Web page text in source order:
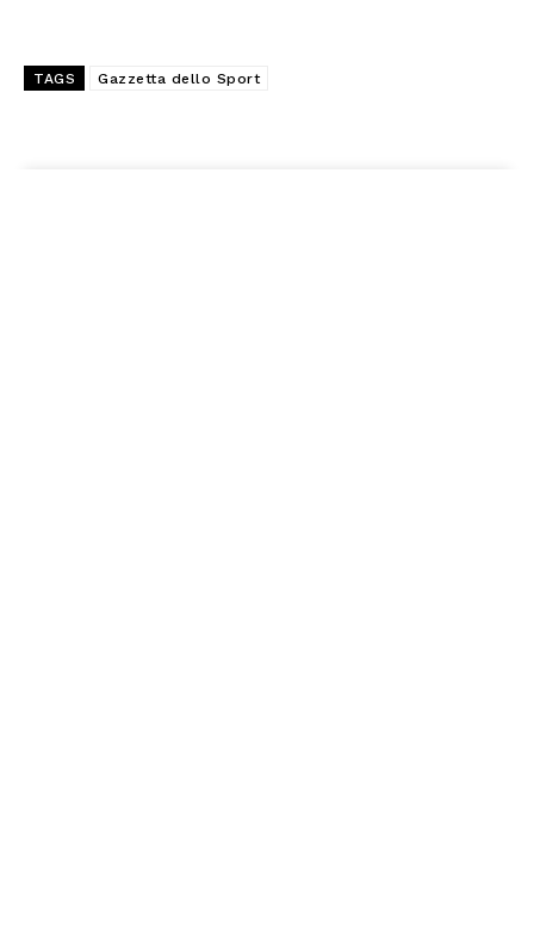
TAGS Gazzetta dello Sport